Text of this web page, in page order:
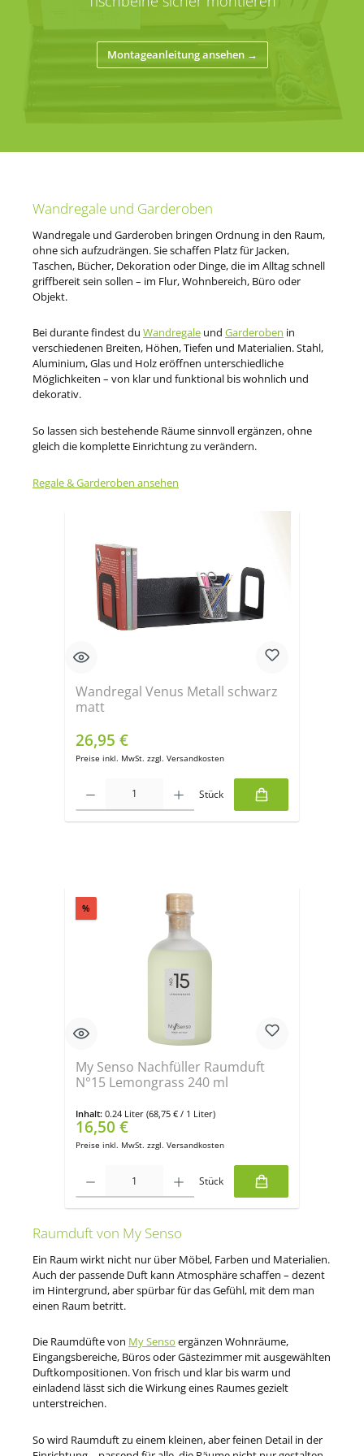
Montageanleitung ansehen →
Wandregale und Garderoben
Wandregale und Garderoben bringen Ordnung in den Raum,
ohne sich aufzudrängen. Sie schaffen Platz für Jacken,
Taschen, Bücher, Dekoration oder Dinge, die im Alltag schnell
griffbereit sein sollen – im Flur, Wohnbereich, Büro oder
Objekt.
Bei durante findest du Wandregale und Garderoben in
verschiedenen Breiten, Höhen, Tiefen und Materialien. Stahl,
Aluminium, Glas und Holz eröffnen unterschiedliche
Möglichkeiten – von klar und funktional bis wohnlich und
dekorativ.
So lassen sich bestehende Räume sinnvoll ergänzen, ohne
gleich die komplette Einrichtung zu verändern.
Regale & Garderoben ansehen
Wandregal Venus Metall schwarz
matt
Regulärer Preis:
26,95 €
Preise inkl. MwSt. zzgl. Versandkosten
Stück
Produktgalerie überspringen
%Rabatt
My Senso Nachfüller Raumduft
N°15 Lemongrass 240 ml
Inhalt: 0.24 Liter (68,75 € / 1 Liter)
Verkaufspreis:
16,50 €
Preise inkl. MwSt. zzgl. Versandkosten
Stück
Raumduft von My Senso
Ein Raum wirkt nicht nur über Möbel, Farben und Materialien.
Auch der passende Duft kann Atmosphäre schaffen – dezent
im Hintergrund, aber spürbar für das Gefühl, mit dem man
einen Raum betritt.
Die Raumdüfte von My Senso ergänzen Wohnräume,
Eingangsbereiche, Büros oder Gästezimmer mit ausgewählten
Duftkompositionen. Von frisch und klar bis warm und
einladend lässt sich die Wirkung eines Raumes gezielt
unterstreichen.
So wird Raumduft zu einem kleinen, aber feinen Detail in der